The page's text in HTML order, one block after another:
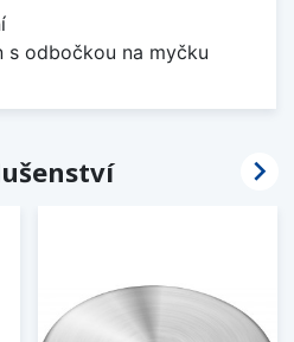
s odbočkou na myčku
